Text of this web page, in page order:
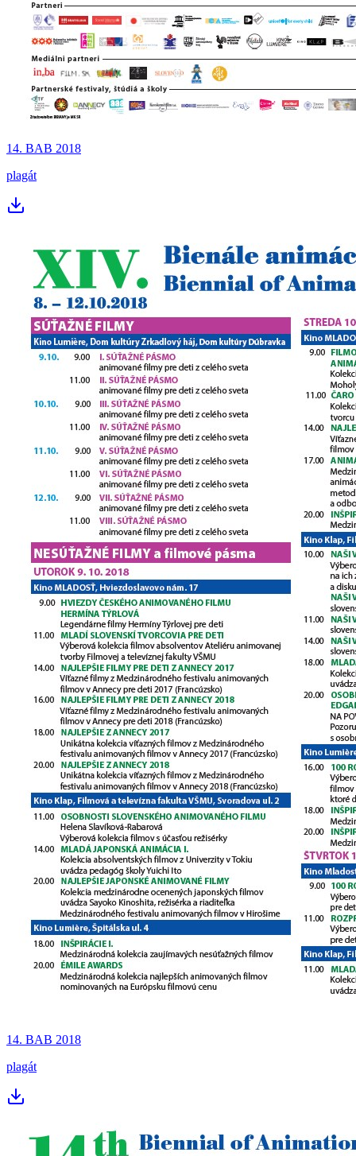
14. BAB 2018
plagát
14. BAB 2018
plagát